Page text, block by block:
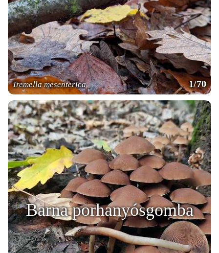
Tremella mesenterica 1/70
Barna porhanyósgomba